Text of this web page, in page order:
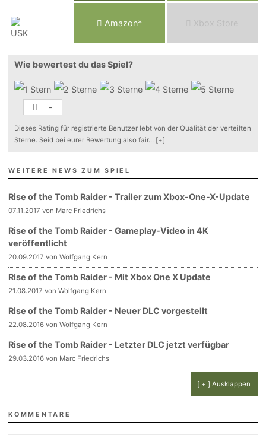
Amazon* Xbox Store
Wie bewertest du das Spiel?
-
Dieses Rating für registrierte Benutzer lebt von der Qualität der verteilten
Sterne. Seid bei eurer Bewertung also fair... [+]
WEITERE NEWS ZUM SPIEL
Rise of the Tomb Raider - Trailer zum Xbox-One-X-Update
07.11.2017 von Marc Friedrichs
Rise of the Tomb Raider - Gameplay-Video in 4K
veröffentlicht
20.09.2017 von Wolfgang Kern
Rise of the Tomb Raider - Mit Xbox One X Update
21.08.2017 von Wolfgang Kern
Rise of the Tomb Raider - Neuer DLC vorgestellt
22.08.2016 von Wolfgang Kern
Rise of the Tomb Raider - Letzter DLC jetzt verfügbar
29.03.2016 von Marc Friedrichs
[ + ] Ausklappen
KOMMENTARE